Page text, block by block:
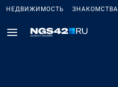
НЕДВИЖИМОСТЬ ЗНАКОМСТВА